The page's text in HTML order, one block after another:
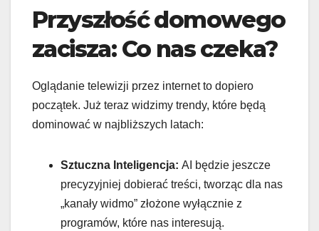
Przyszłość domowego
zacisza: Co nas czeka?
Oglądanie telewizji przez internet to dopiero
początek. Już teraz widzimy trendy, które będą
dominować w najbliższych latach:
Sztuczna Inteligencja: AI będzie jeszcze
precyzyjniej dobierać treści, tworząc dla nas
„kanały widmo” złożone wyłącznie z
programów, które nas interesują.